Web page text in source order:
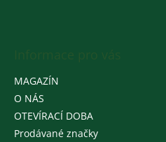
MAGAZÍN
O NÁS
OTEVÍRACÍ DOBA
Prodávané značky